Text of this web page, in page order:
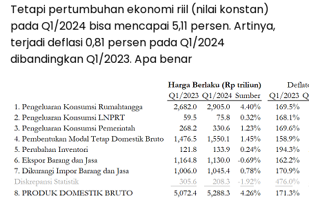
Tetapi pertumbuhan ekonomi riil (nilai konstan)
pada Q1/2024 bisa mencapai 5,11 persen. Artinya,
terjadi deflasi 0,81 persen pada Q1/2024
dibandingkan Q1/2023. Apa benar